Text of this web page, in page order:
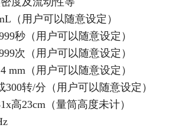
（用户可以随意设定）
秒（用户可以随意设定）
次（用户可以随意设定）
mm（用户可以随意设定）
300转/分（用户可以随意设定）
高23cm（量筒高度未计）